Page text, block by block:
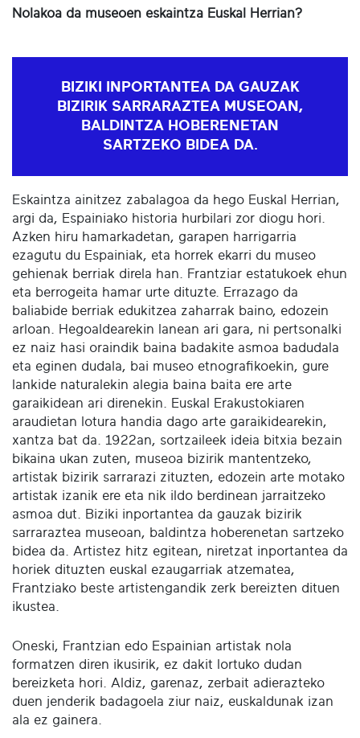
Nolakoa da museoen eskaintza Euskal Herrian?
BIZIKI INPORTANTEA DA GAUZAK
BIZIRIK SARRARAZTEA MUSEOAN,
BALDINTZA HOBERENETAN
SARTZEKO BIDEA DA.
Eskaintza ainitzez zabalagoa da hego Euskal Herrian,
argi da, Espainiako historia hurbilari zor diogu hori.
Azken hiru hamarkadetan, garapen harrigarria
ezagutu du Espainiak, eta horrek ekarri du museo
gehienak berriak direla han. Frantziar estatukoek ehun
eta berrogeita hamar urte dituzte. Errazago da
baliabide berriak edukitzea zaharrak baino, edozein
arloan. Hegoaldearekin lanean ari gara, ni pertsonalki
ez naiz hasi oraindik baina badakite asmoa badudala
eta eginen dudala, bai museo etnografikoekin, gure
lankide naturalekin alegia baina baita ere arte
garaikidean ari direnekin. Euskal Erakustokiaren
araudietan lotura handia dago arte garaikidearekin,
xantza bat da. 1922an, sortzaileek ideia bitxia bezain
bikaina ukan zuten, museoa bizirik mantentzeko,
artistak bizirik sarrarazi zituzten, edozein arte motako
artistak izanik ere eta nik ildo berdinean jarraitzeko
asmoa dut. Biziki inportantea da gauzak bizirik
sarraraztea museoan, baldintza hoberenetan sartzeko
bidea da. Artistez hitz egitean, niretzat inportantea da
horiek dituzten euskal ezaugarriak atzematea,
Frantziako beste artistengandik zerk bereizten dituen
ikustea.
Oneski, Frantzian edo Espainian artistak nola
formatzen diren ikusirik, ez dakit lortuko dudan
bereizketa hori. Aldiz, garenaz, zerbait adierazteko
duen jenderik badagoela ziur naiz, euskaldunak izan
ala ez gainera.